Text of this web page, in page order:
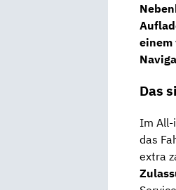
einem
Das
Im All-
das
extra